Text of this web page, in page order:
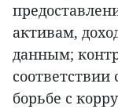
активам,
данным;
борьбе с